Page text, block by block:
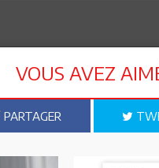
encore
VOUS AVEZ
PARTAGER